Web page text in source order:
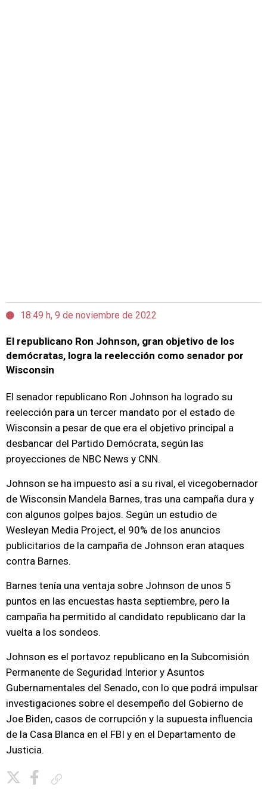
18:49 h, 9 de noviembre de 2022
El republicano Ron Johnson, gran objetivo de los
demócratas, logra la reelección como senador por
Wisconsin
El senador republicano Ron Johnson ha logrado su
reelección para un tercer mandato por el estado de
Wisconsin a pesar de que era el objetivo principal a
desbancar del Partido Demócrata, según las
proyecciones de NBC News y CNN.
Johnson se ha impuesto así a su rival, el vicegobernador
de Wisconsin Mandela Barnes, tras una campaña dura y
con algunos golpes bajos. Según un estudio de
Wesleyan Media Project, el 90% de los anuncios
publicitarios de la campaña de Johnson eran ataques
contra Barnes.
Barnes tenía una ventaja sobre Johnson de unos 5
puntos en las encuestas hasta septiembre, pero la
campaña ha permitido al candidato republicano dar la
vuelta a los sondeos.
Johnson es el portavoz republicano en la Subcomisión
Permanente de Seguridad Interior y Asuntos
Gubernamentales del Senado, con lo que podrá impulsar
investigaciones sobre el desempeño del Gobierno de
Joe Biden, casos de corrupción y la supuesta influencia
de la Casa Blanca en el FBI y en el Departamento de
Justicia.